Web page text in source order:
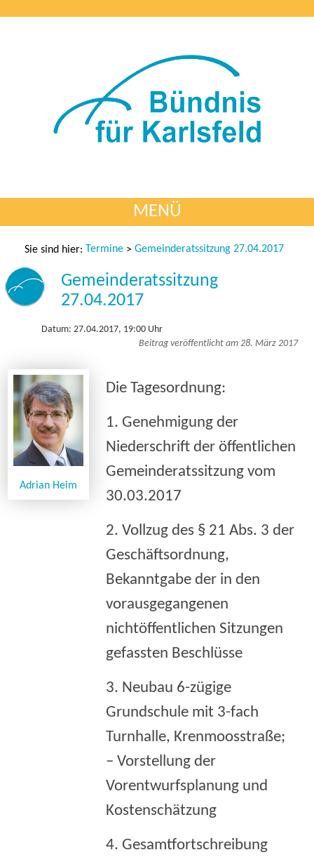
MENÜ
Sie sind hier: Termine > Gemeinderatssitzung 27.04.2017
Gemeinderatssitzung
27.04.2017
Datum: 27.04.2017, 19:00 Uhr
Beitrag veröffentlicht am 28. März 2017
Adrian Heim
Die Tagesordnung:
1. Genehmigung der
Niederschrift der öffentlichen
Gemeinderatssitzung vom
30.03.2017
2. Vollzug des § 21 Abs. 3 der
Geschäftsordnung,
Bekanntgabe der in den
vorausgegangenen
nichtöffentlichen Sitzungen
gefassten Beschlüsse
3. Neubau 6-zügige
Grundschule mit 3-fach
Turnhalle, Krenmoosstraße;
– Vorstellung der
Vorentwurfsplanung und
Kostenschätzung
4. Gesamtfortschreibung